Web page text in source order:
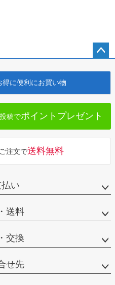
へ
得に便利にお買い物
稿でポイントプレゼント
注文で送料無料
い
送料
交換
せ先